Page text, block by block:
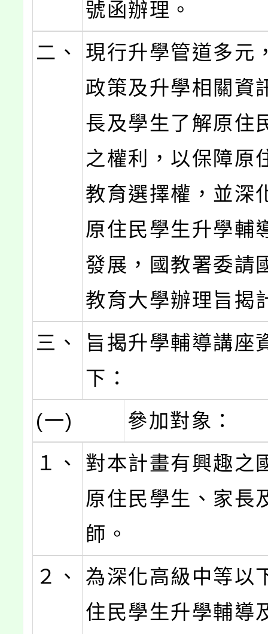
號函辦理。
二、
現行升學管道多元
政策及升學相關資
長及學生了解原住
之權利，以保障原
教育選擇權，並深
原住民學生升學輔
發展，國教署委請
教育大學辦理旨揭
三、
旨揭升學輔導講座
下：
(一)
參加對象：
１、
對本計畫有興趣之
原住民學生、家長
師。
２、
為深化高級中等以
住民學生升學輔導